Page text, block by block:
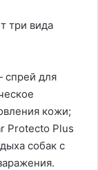
три вида
спрей для
кожи;
Protecto Plus
собак с